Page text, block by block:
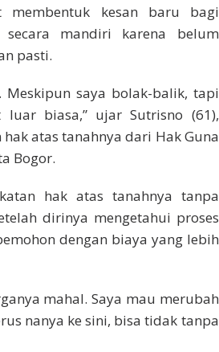
membentuk kesan baru bagi
mandiri karena belum
pasti.
Meskipun saya bolak-balik, tapi
biasa,” ujar Sutrisno (61),
atas tanahnya dari Hak Guna
Bogor.
hak atas tanahnya tanpa
dirinya mengetahui proses
dengan biaya yang lebih
mahal. Saya mau merubah
nanya ke sini, bisa tidak tanpa